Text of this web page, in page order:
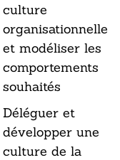
culture
organisationnelle
et modéliser les
comportements
souhaités
Déléguer et
développer une
culture de la